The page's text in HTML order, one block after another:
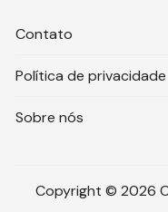
Contato
Política de privacidade
Sobre nós
Copyright © 2026